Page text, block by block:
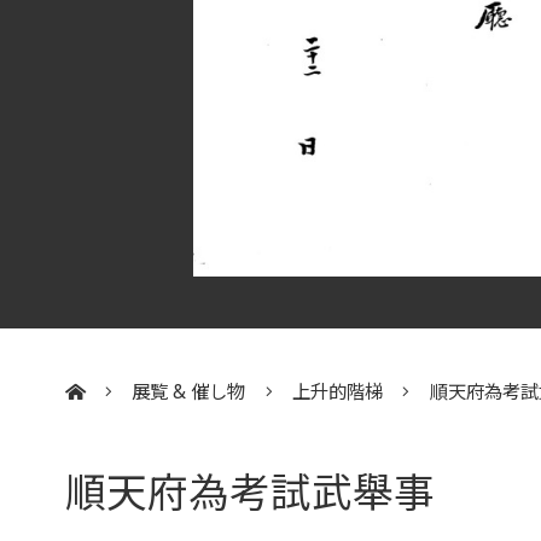
展覧 & 催し物 上升的階梯 順天府為考
順天府為考試武舉事